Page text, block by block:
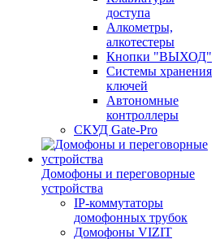
доступа
Алкометры,
алкотестеры
Кнопки "ВЫХОД"
Системы хранения
ключей
Автономные
контроллеры
СКУД Gate-Pro
Домофоны и переговорные
устройства
IP-коммутаторы
домофонных трубок
Домофоны VIZIT